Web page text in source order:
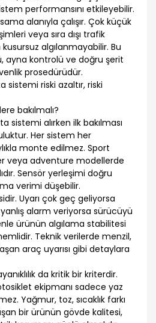
performansını etkileyebilir.
alanıyla çalışır. Çok küçük
veya sıra dışı trafik
algılanmayabilir. Bu
ayna kontrolü ve doğru şerit
prosedürüdür.
sistemi riski azaltır, riski
bakılmalı?
sistemi alırken ilk bakılması
Her sistem her
monte edilmez. Sport
veya adventure modellerde
Sensör yerleşimi doğru
verimi düşebilir.
Uyarı çok geç geliyorsa
yanlış alarm veriyorsa sürücüyü
ürünün algılama stabilitesi
Teknik verilerde menzil,
araç uyarısı gibi detaylara
da kritik bir kriterdir.
ekipmanı sadece yaz
Yağmur, toz, sıcaklık farkı
bir ürünün gövde kalitesi,